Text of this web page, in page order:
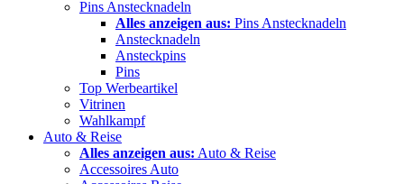
Pins Anstecknadeln
Alles anzeigen aus: Pins Anstecknadeln
Anstecknadeln
Ansteckpins
Pins
Top Werbeartikel
Vitrinen
Wahlkampf
Auto & Reise
Alles anzeigen aus: Auto & Reise
Accessoires Auto